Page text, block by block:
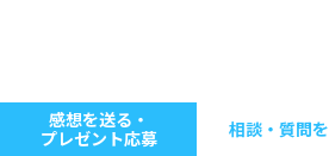
感想を送る・
プレゼント応募
相談・質問